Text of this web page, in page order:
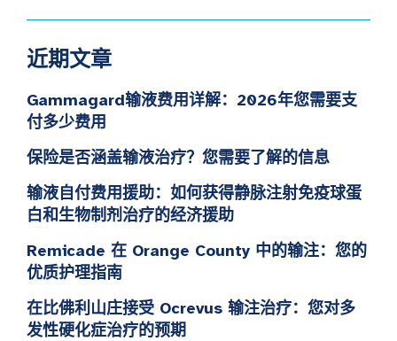
近期文章
Gammagard输液费用详解：2026年您需要支
付多少费用
保险是否涵盖输液治疗？您需要了解的信息
输液自付费用援助：如何获得静脉注射免疫球蛋
白和生物制剂治疗的经济援助
Remicade 在 Orange County 中的输注：您的
优质护理指南
在比佛利山庄接受 Ocrevus 输注治疗：您对多
发性硬化症治疗的预期